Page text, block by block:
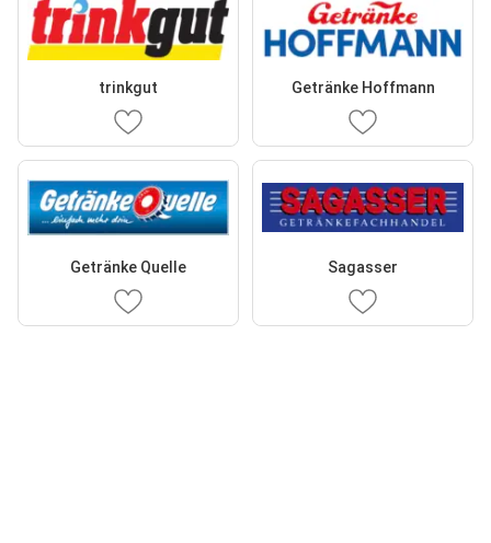
trinkgut Getränke Hoffmann
Getränke Quelle Sagasser